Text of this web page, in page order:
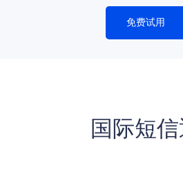
免费试用
国际短